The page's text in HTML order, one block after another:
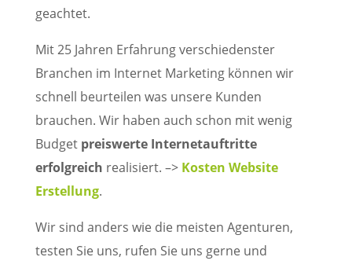
geachtet.
Mit 25 Jahren Erfahrung verschiedenster
Branchen im Internet Marketing können wir
schnell beurteilen was unsere Kunden
brauchen. Wir haben auch schon mit wenig
Budget preiswerte Internetauftritte
erfolgreich realisiert. –> Kosten Website
Erstellung.
Wir sind anders wie die meisten Agenturen,
testen Sie uns, rufen Sie uns gerne und